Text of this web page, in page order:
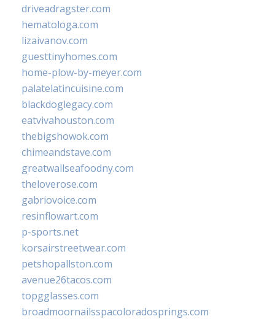
driveadragster.com
hematologa.com
lizaivanov.com
guesttinyhomes.com
home-plow-by-meyer.com
palatelatincuisine.com
blackdoglegacy.com
eatvivahouston.com
thebigshowok.com
chimeandstave.com
greatwallseafoodny.com
theloverose.com
gabriovoice.com
resinflowart.com
p-sports.net
korsairstreetwear.com
petshopallston.com
avenue26tacos.com
topgglasses.com
broadmoornailsspacoloradosprings.com